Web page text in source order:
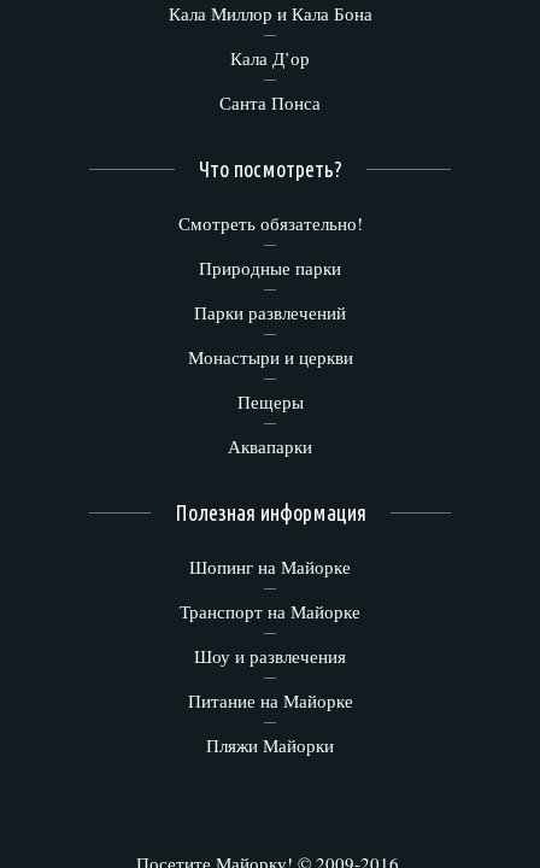
Кала Миллор и Кала Бона
Кала Д’ор
Санта Понса
Что посмотреть?
Смотреть обязательно!
Природные парки
Парки развлечений
Монастыри и церкви
Пещеры
Аквапарки
Полезная информация
Шопинг на Майорке
Транспорт на Майорке
Шоу и развлечения
Питание на Майорке
Пляжи Майорки
Посетите Майорку! © 2009-2016.